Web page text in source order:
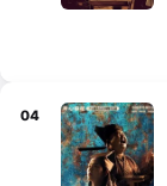
04